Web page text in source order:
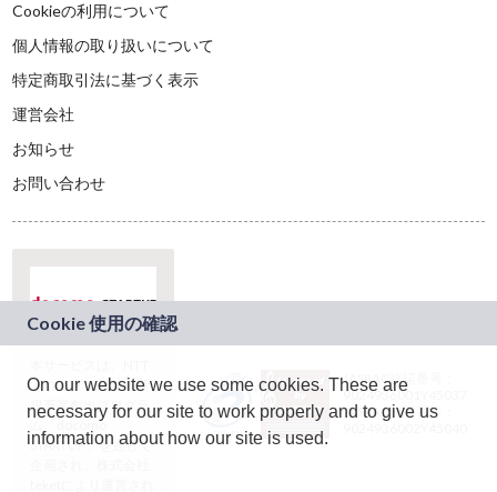
Cookieの利用について
個人情報の取り扱いについて
特定商取引法に基づく表示
運営会社
お知らせ
お問い合わせ
ドコモグループの新
規事業創出プログラ
ム「docomo
STARTUP」を通じて
JASRAC許諾番号：
9024936001Y45037
JASRAC許諾番号：
On our website we use some cookies. These are
necessary for our site to work properly and to give us
information about how our site is used.